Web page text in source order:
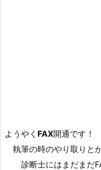
ようやく FAX開通です！
執筆の時のやり取りと
診断士にはまだまだ